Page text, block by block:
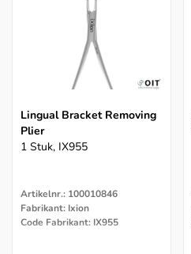
Lingual Bracket Removing
Plier
1 Stuk, IX955
Artikelnr.: 100010846
Fabrikant: Ixion
Code Fabrikant: IX955